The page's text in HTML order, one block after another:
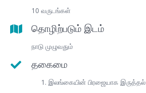
10 வருடங்கள்
தொழிற்படும் இடம்
நாடு முழுவதும்
தகைமை
இலங்கையின் பிரஜையாக இருத்தல்